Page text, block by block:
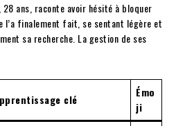
28 ans, raconte avoir hésité à bloquer
l’a finalement fait, se sentant légère et
sa recherche. La gestion de ses
clé
Émo
ji